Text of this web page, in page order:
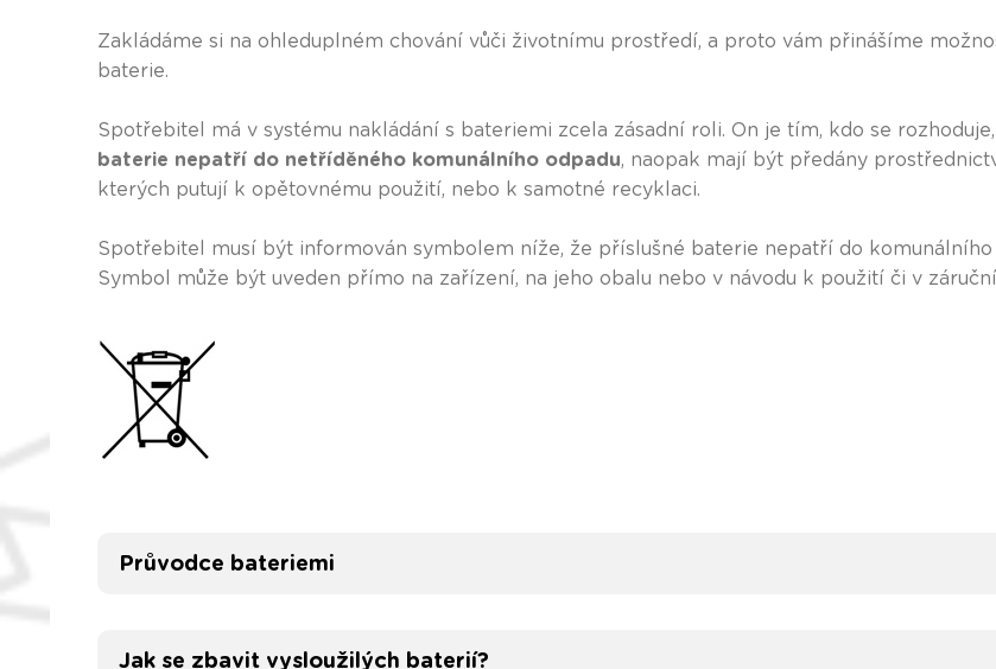
Zakládáme si na ohleduplném chování vůči životnímu prostředí, a proto vám přinášíme
baterie.
Spotřebitel má v systému nakládání s bateriemi zcela zásadní roli. On je tím, kdo se
baterie nepatří do netříděného komunálního odpadu, naopak mají být předány
kterých putují k opětovnému použití, nebo k samotné recyklaci.
Spotřebitel musí být informován symbolem níže, že příslušné baterie nepatří do komunálního
Symbol může být uveden přímo na zařízení, na jeho obalu nebo v návodu k použití či v
Průvodce bateriemi
Jak se zbavit vysloužilých baterií?